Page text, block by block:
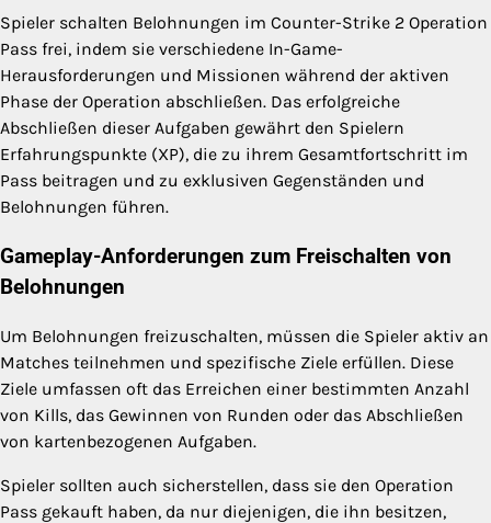
Spieler schalten Belohnungen im Counter-Strike 2 Operation
Pass frei, indem sie verschiedene In-Game-
Herausforderungen und Missionen während der aktiven
Phase der Operation abschließen. Das erfolgreiche
Abschließen dieser Aufgaben gewährt den Spielern
Erfahrungspunkte (XP), die zu ihrem Gesamtfortschritt im
Pass beitragen und zu exklusiven Gegenständen und
Belohnungen führen.
Gameplay-Anforderungen zum Freischalten von
Belohnungen
Um Belohnungen freizuschalten, müssen die Spieler aktiv an
Matches teilnehmen und spezifische Ziele erfüllen. Diese
Ziele umfassen oft das Erreichen einer bestimmten Anzahl
von Kills, das Gewinnen von Runden oder das Abschließen
von kartenbezogenen Aufgaben.
Spieler sollten auch sicherstellen, dass sie den Operation
Pass gekauft haben, da nur diejenigen, die ihn besitzen,